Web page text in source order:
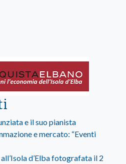
e il suo pianista
e mercato: “Eventi
d’Elba fotografata il 2